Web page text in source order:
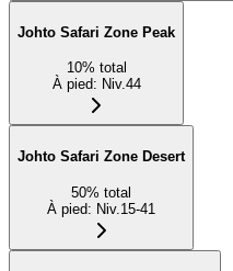
Johto Safari Zone Peak
10% total
À pied: Niv.44
Johto Safari Zone Desert
50% total
À pied: Niv.15-41